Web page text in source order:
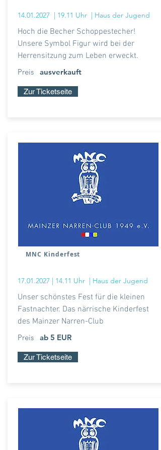
14.01.2027 | 19.11 Uhr | Haus der Jugend
Hoch die Becher Schoppestecher!
Unsere Symbol Figur wird bei der
Herrensitzung zum Leben erweckt.
ausverkauft
Preis
Zur Ticketseite
MNC Kinderfest
17.01.2027 | 14.11 Uhr | Haus der Jugend
Unser schönstes Fest für die kleinen
Fastnachter. Das närrische Kinderfest
des Mainzer Narren-Club
ab 5 EUR
Preis
Zur Ticketseite